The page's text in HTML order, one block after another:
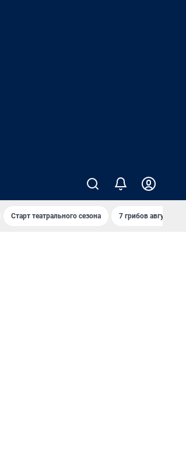
Старт театрального сезона 7 грибов августа